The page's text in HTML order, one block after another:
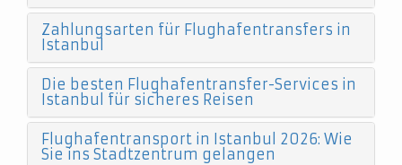
Zahlungsarten für Flughafentransfers in
Istanbul
Die besten Flughafentransfer-Services in
Istanbul für sicheres Reisen
Flughafentransport in Istanbul 2026: Wie
Sie ins Stadtzentrum gelangen